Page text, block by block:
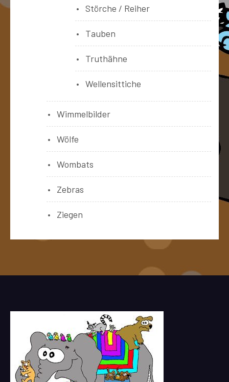
Störche / Reiher
Tauben
Truthähne
Wellensittiche
Wimmelbilder
Wölfe
Wombats
Zebras
Ziegen